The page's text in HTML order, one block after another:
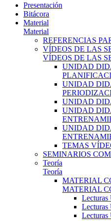
Presentación
Bitácora
Material
Material
REFERENCIAS
VÍDEOS DE LAS
VÍDEOS DE LAS
UNIDAD
UNIDAD
UNIDAD
UNIDAD
UNIDAD
TEMAS
SEMINARIOS
Teoría
Teoría
MATERIAL
MATERIAL
Lecturas
Lecturas
Lecturas